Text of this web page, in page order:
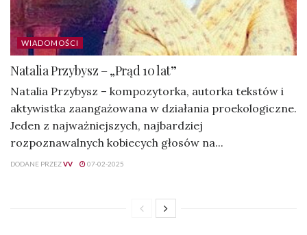
WIADOMOŚCI
Natalia Przybysz – „Prąd 10 lat”
Natalia Przybysz – kompozytorka, autorka tekstów i
aktywistka zaangażowana w działania proekologiczne.
Jeden z najważniejszych, najbardziej
rozpoznawalnych kobiecych głosów na...
DODANE PRZEZVV 07-02-2025